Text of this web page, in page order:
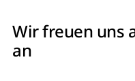
Wir freuen uns
an